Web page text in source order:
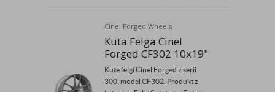
Cinel Forged Wheels
Kuta Felga Cinel
Forged CF302 10x19"
Kute felgi Cinel Forged z serii
300, model CF302. Produkt z